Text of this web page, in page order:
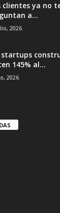
clientes ya no
a...
2026
startups
145% al...
2026